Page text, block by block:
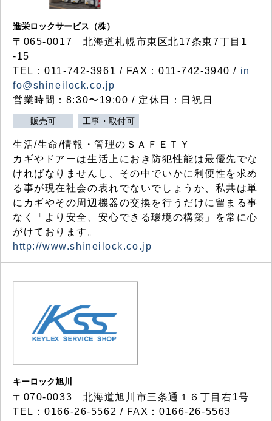
進栄ロックサービス（株）
〒065-0017 北海道札幌市東区北17条東7丁目1
-15
TEL：011-742-3961 / FAX：011-742-3940 / in
fo@shineilock.co.jp
営業時間：8:30〜19:00 / 定休日：日祝日
販売可 工事・取付可
生活/生命/情報・管理のＳＡＦＥＴＹ
カギやドアーは生活上におき防犯性能は最優先でな
ければなりませんし、その中でいかに利便性を求め
る事が現在社会の表れでないでしょうか、私共は単
にカギやその周辺機器の交換を行うだけに留まる事
なく「より安全、安心できる環境の構築」を常に心
がけております。
http://www.shineilock.co.jp
キーロック旭川
〒070-0033 北海道旭川市三条通１６丁目右1号
TEL：0166-26-5562 / FAX：0166-26-5563